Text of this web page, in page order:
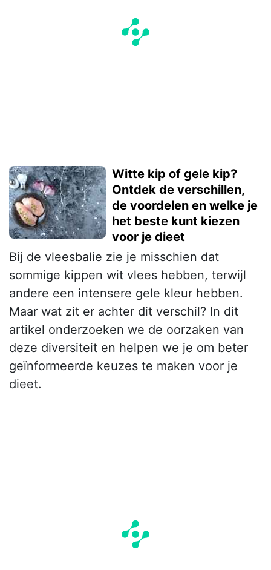
Witte kip of gele kip?
Ontdek de verschillen,
de voordelen en welke je
het beste kunt kiezen
voor je dieet
Bij de vleesbalie zie je misschien dat
sommige kippen wit vlees hebben, terwijl
andere een intensere gele kleur hebben.
Maar wat zit er achter dit verschil? In dit
artikel onderzoeken we de oorzaken van
deze diversiteit en helpen we je om beter
geïnformeerde keuzes te maken voor je
dieet.